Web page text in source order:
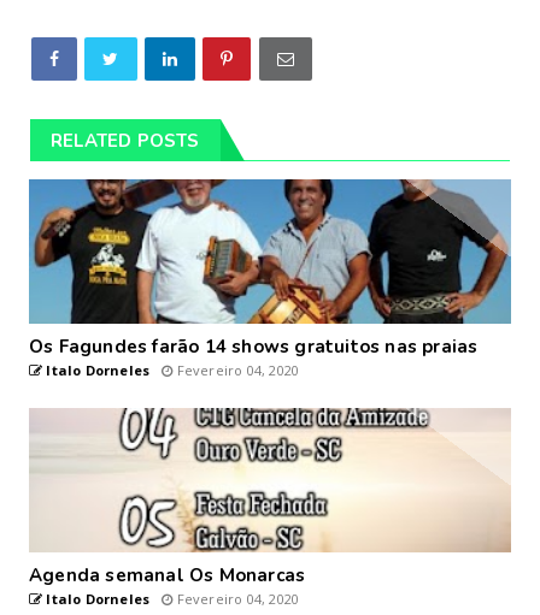
RELATED POSTS
Os Fagundes farão 14 shows gratuitos nas praias
Italo Dorneles Fevereiro 04, 2020
Agenda semanal Os Monarcas
Italo Dorneles Fevereiro 04, 2020